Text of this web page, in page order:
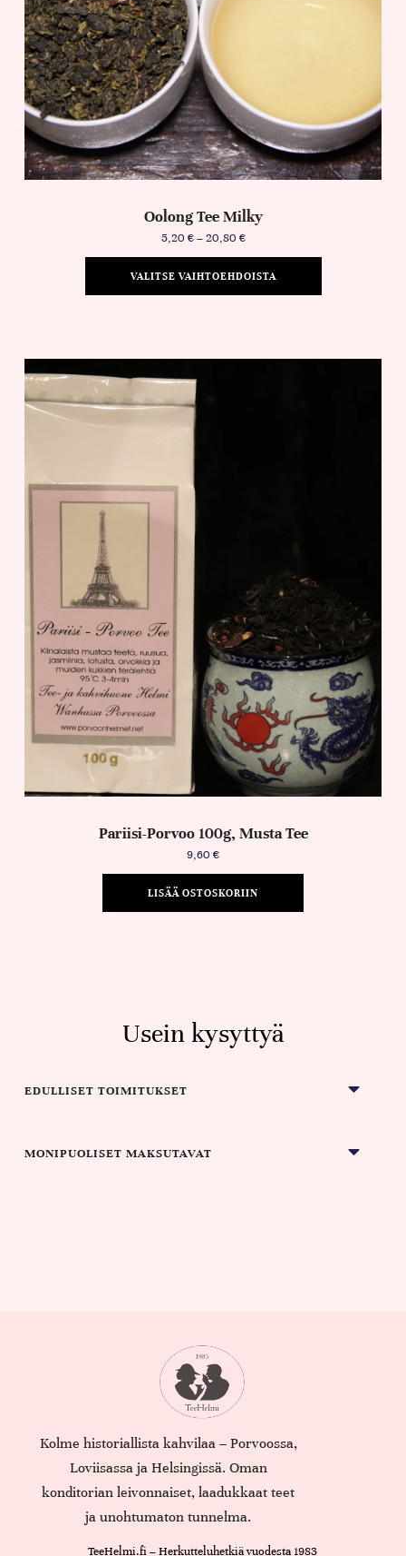
Oolong Tee Milky
5,20 € – 20,80 €
VALITSE VAIHTOEHDOISTA
Pariisi-Porvoo 100g, Musta Tee
9,60 €
LISÄÄ OSTOSKORIIN
Usein kysyttyä
EDULLISET TOIMITUKSET
MONIPUOLISET MAKSUTAVAT
Kolme historiallista kahvilaa – Porvoossa,
Loviisassa ja Helsingissä. Oman
konditorian leivonnaiset, laadukkaat teet
ja unohtumaton tunnelma.
TeeHelmi.fi – Herkutteluhetkiä vuodesta 1983